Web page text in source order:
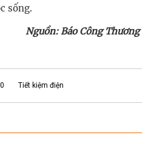
sống.
Nguồn: Báo Công Thương
Tiết kiệm điện